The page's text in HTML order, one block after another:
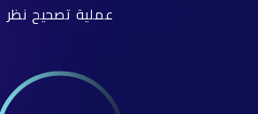
عملية تصحيح نظر